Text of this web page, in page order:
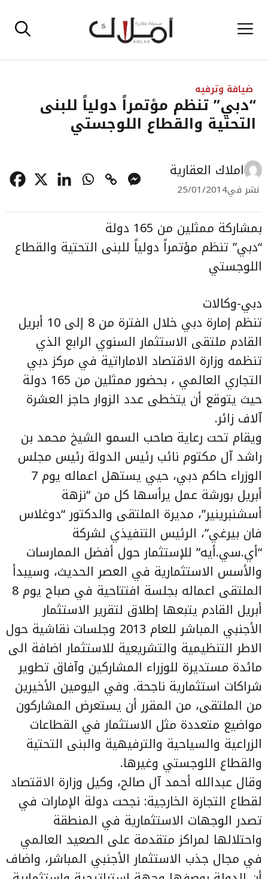
إلى القائمة
ضيافة وترفيه
“دبي” تنظم مؤتمراً دولياً للبنى
التحتية والقطاع اللوجستي
املاك العقارية
نشر في25/01/2014
بمشاركة ممثلين من 165 دولة
“دبي” تنظم مؤتمراً دولياً للبنى التحتية والقطاع
اللوجستي
دبي-وكالات
تنظم إمارة دبي خلال الفترة من 8 إلى 10 أبريل
القادم ملتقى الاستثمار السنوي الرابع الذي
تنظمه وزارة الاقتصاد الاماراتية في مركز دبي
التجاري العالمي ، بحضور ممثلين من 165 دولة
حيث يتوقع أن يتخطى عدد الزوار حاجز العشرة
آلاف زائر.
ويقام تحت رعاية صاحب السمو الشيخ محمد بن
راشد آل مكتوم نائب رئيس الدولة رئيس مجلس
الوزراء حاكم دبي، حيي يستهل اعماله يوم 7
أبريل بورشة عمل يرأسها كل من “نزهة
أسشنبرينير”، مديرة الملتقى والدكتور “دوغلاس
فان بيرغي”، الرئيس التنفيذي لشركة
“أي.سي.أيه” للإستثمار حول أفضل الممارسات
والأسس الاستثمارية في العصر الحديث، وسيبدأ
الملتقى اعماله بجلسة افتتاحية في صباح يوم 8
أبريل القادم يتبعها إطلاق لتقرير الاستثمار
الأجنبي المباشر للعام 2013 وجلسات نقاشية حول
الاطر التنظيمية والتشريعية للاستثمار اضافة الى
مائدة مستديرة للوزراء المشاركين وآفاق تطوير
شراكات استثمارية ناجحة. وفي اليومين الأخيرين
من الملتقى، من المقرر أن يستعرض المشاركون
مواضيع متعددة مثل الاستثمار في القطاعات
الزراعية والسياحية والترفيهية والبنى التحتية
والقطاع اللوجستي وغيرها.
وقال عبدالله أحمد آل صالح، وكيل وزارة الاقتصاد
لقطاع التجارة الخارجية: نجحت دولة الإمارات في
تصدر الوجهات الاستثمارية في المنطقة
واحتلالها لمراكز متقدمة على الصعيد العالمي
في مجال جذب الاستثمار الأجنبي المباشر، واضاف